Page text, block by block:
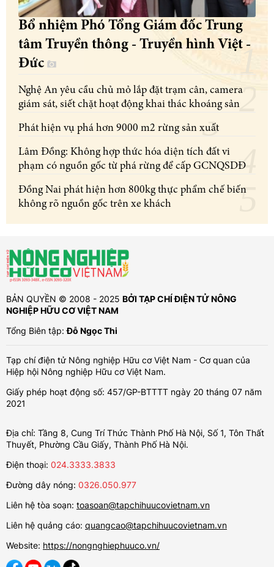
Bổ nhiệm Phó Tổng Giám đốc Trung
tâm Truyền thông - Truyền hình Việt -
Đức
Nghệ An yêu cầu chủ mỏ lắp đặt trạm cân, camera
giám sát, siết chặt hoạt động khai thác khoáng sản
Phát hiện vụ phá hơn 9000 m2 rừng sản xuất
Lâm Đồng: Không hợp thức hóa diện tích đất vi
phạm có nguồn gốc từ phá rừng để cấp GCNQSDĐ
Đồng Nai phát hiện hơn 800kg thực phẩm chế biến
không rõ nguồn gốc trên xe khách
BẢN QUYỀN © 2008 - 2025 BỞI TẠP CHÍ ĐIỆN TỬ NÔNG
NGHIỆP HỮU CƠ VIỆT NAM
Tổng Biên tập:Đỗ Ngọc Thi
Tạp chí điện tử Nông nghiệp Hữu cơ Việt Nam - Cơ quan của
Hiệp hội Nông nghiệp Hữu cơ Việt Nam.
Giấy phép hoạt động số: 457/GP-BTTTT ngày 20 tháng 07 năm
2021
Địa chỉ: Tầng 8, Cung Trí Thức Thành Phố Hà Nội, Số 1, Tôn Thất
Thuyết, Phường Cầu Giấy, Thành Phố Hà Nội.
Điện thoại: 024.3333.3833
Đường dây nóng: 0326.050.977
Liên hệ tòa soạn: toasoan@tapchihuucovietnam.vn
Liên hệ quảng cáo: quangcao@tapchihuucovietnam.vn
Website: https://nongnghiephuuco.vn/